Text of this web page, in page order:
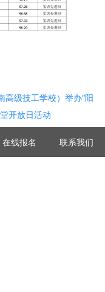
高级技工学校）举办“阳
开放日活动
4月份实训先进班级评比
在线报名 联系我们